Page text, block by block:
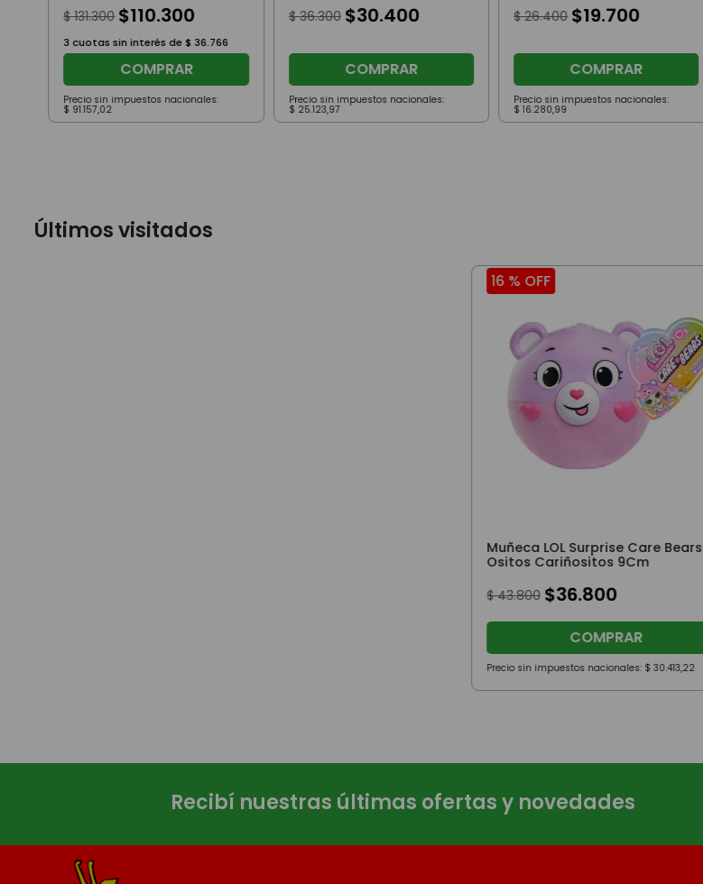
$ 131.300 $110.300
3 cuotas sin interés de $ 36.766
COMPRAR
Precio sin impuestos nacionales:
$ 91.157,02
$ 36.300 $30.400
COMPRAR
Precio sin impuestos nacionales:
$ 25.123,97
$ 26.400 $19.700
COMPRAR
Precio sin impuestos nacionales:
$ 16.280,99
Últimos visitados
16 %OFF
Muñeca LOL Surprise Care Bears
Ositos Cariñositos 9Cm
$ 43.800 $36.800
COMPRAR
Precio sin impuestos nacionales: $ 30.413,22
Recibí nuestras últimas ofertas y novedades